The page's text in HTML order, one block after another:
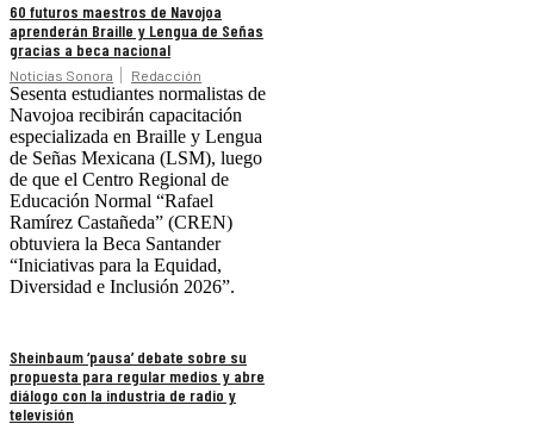
60 futuros maestros de Navojoa
aprenderán Braille y Lengua de Señas
gracias a beca nacional
Noticias Sonora Redacción
Sesenta estudiantes normalistas de
Navojoa recibirán capacitación
especializada en Braille y Lengua
de Señas Mexicana (LSM), luego
de que el Centro Regional de
Educación Normal “Rafael
Ramírez Castañeda” (CREN)
obtuviera la Beca Santander
“Iniciativas para la Equidad,
Diversidad e Inclusión 2026”.
Sheinbaum ‘pausa’ debate sobre su
propuesta para regular medios y abre
diálogo con la industria de radio y
televisión